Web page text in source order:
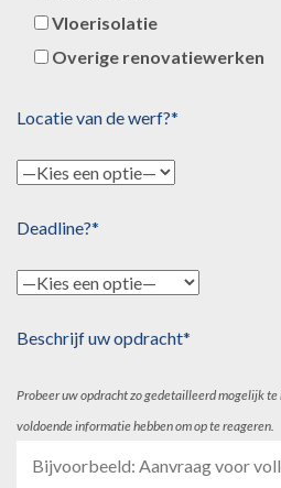
Vloerisolatie
Overige renovatiewerken
Locatie van de werf?*
Deadline?*
Beschrijf uw opdracht*
Probeer uw opdracht zo gedetailleerd mogelijk
voldoende informatie hebben om op te reageren.